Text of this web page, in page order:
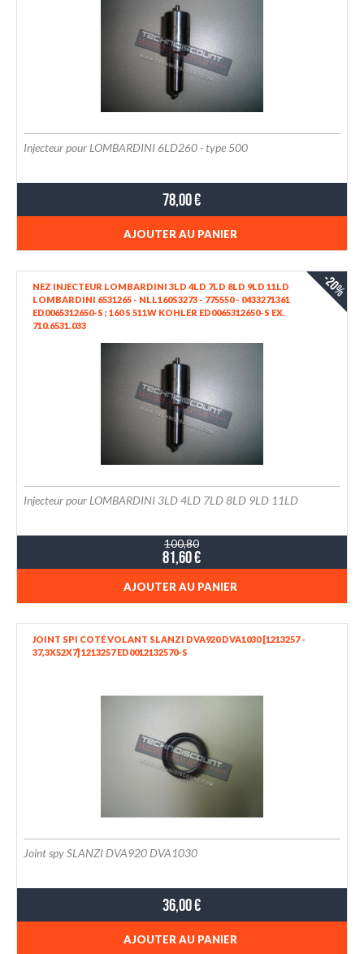
Injecteur pour LOMBARDINI 6LD260 - type 500
78,00 €
AJOUTER AU PANIER
NEZ INJECTEUR LOMBARDINI 3LD 4LD 7LD 8LD 9LD 11LD
LOMBARDINI 6531265 - NLL160S3273 - 775550 - 0433271361
ED0065312650-S ; 160 S 511W KOHLER ED0065312650-S EX.
710.6531.033
-20%
Injecteur pour LOMBARDINI 3LD 4LD 7LD 8LD 9LD 11LD
100,80
81,60 €
AJOUTER AU PANIER
JOINT SPI COTÉ VOLANT SLANZI DVA920 DVA1030 [1213257 -
37,3X52X7] 1213257 ED0012132570-S
Joint spy SLANZI DVA920 DVA1030
36,00 €
AJOUTER AU PANIER